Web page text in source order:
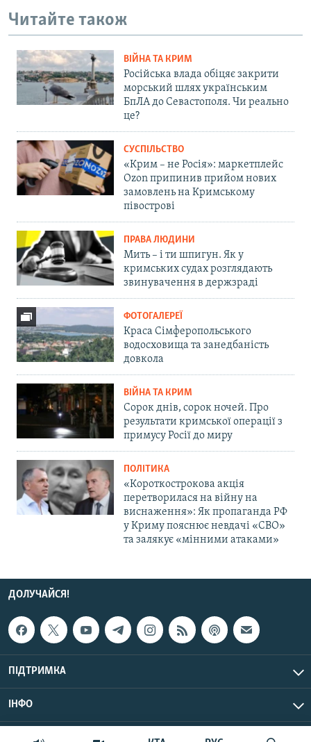
Читайте також
ВІЙНА ТА КРИМ
Російська влада обіцяє закрити
морський шлях українським
БпЛА до Севастополя. Чи реально
це?
СУСПІЛЬСТВО
«Крим – не Росія»: маркетплейс
Ozon припинив прийом нових
замовлень на Кримському
півострові
ПРАВА ЛЮДИНИ
Мить – і ти шпигун. Як у
кримських судах розглядають
звинувачення в держзраді
ФОТОГАЛЕРЕЇ
Краса Сімферопольського
водосховища та занедбаність
довкола
ВІЙНА ТА КРИМ
Сорок днів, сорок ночей. Про
результати кримської операції з
примусу Росії до миру
ПОЛІТИКА
«Короткострокова акція
перетворилася на війну на
виснаження»: Як пропаганда РФ
у Криму пояснює невдачі «СВО»
та залякує «мінними атаками»
ДОЛУЧАЙСЯ!
ПІДТРИМКА
ІНФО